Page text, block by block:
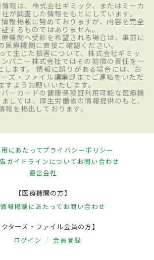
報は、株式会社ギミック、またはミーカ
が調査した情報をもとにしています。
報掲載に努めておりますが、内容を完全
証するものではありません。
機関へ受診を希望される場合は、事前に
医療機関に直接ご確認ください。
て生じた損害について、株式会社ギミッ
パニー株式会社ではその賠償の責任を一
します。 情報に誤りがある場合には、お
ズ・ファイル編集部までご連絡をいただ
すようお願いいたします。
ーカードの健康保険証利用可能な医療機
しては、厚生労働省の情報提供のもと、
報を掲出しております。
にあたってプライバシーポリシー
ガイドラインについてお問い合わせ
運営会社
【医療機関の方】
情報掲載にあたって お問い合わせ
クターズ・ファイル会員の方】
ログイン 会員登録